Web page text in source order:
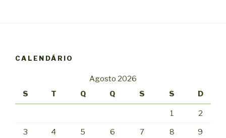
CALENDÁRIO
Agosto 2026
S
T Q Q S S D
1 2
3 4 5 6 7 8 9